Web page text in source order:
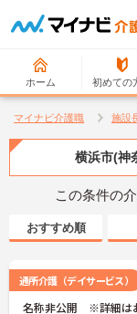
ホーム 初めての
マイナビ介護職 施設
横浜市(神
この条件の
おすすめ順
通所介護（デイサービス）
名称非公開 ※詳細は